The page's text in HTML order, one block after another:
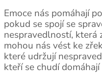
Emoce nás pomáhají
pokud se spojí se
nespravedlností, která
mohou nás vést ke
které udržují
kteří se chudí